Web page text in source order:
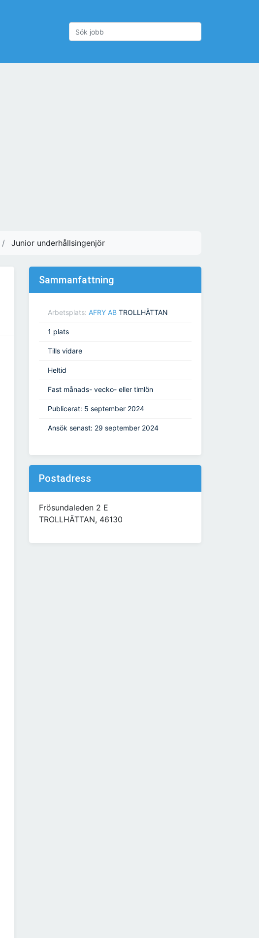
Junior underhållsingenjör
Sammanfattning
Arbetsplats: AFRY AB TROLLHÄTTAN
1 plats
Tills vidare
Heltid
Fast månads- vecko- eller timlön
Publicerat: 5 september 2024
Ansök senast: 29 september 2024
Postadress
Frösundaleden 2 E
TROLLHÄTTAN, 46130